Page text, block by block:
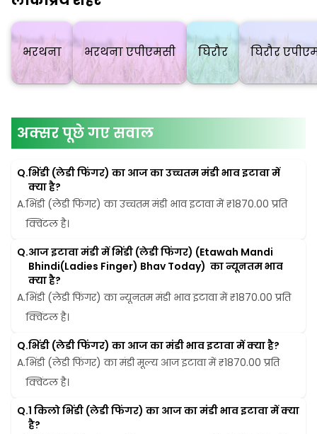
भरथना भरथना एपीएमसी घिरौर घिरौर
अक्सर पूछे गए सवाल
Q.भिंडी (लेडी फिंगर) का आज का उच्चतम मंडी भाव इटावा में
क्या है?
A.भिंडी (लेडी फिंगर) का उच्चतम मंडी भाव इटावा में ₹1870.00 प्रति
क्विंटल है।
Q.आज इटावा मंडी में भिंडी (लेडी फिंगर) (Etawah Mandi
Bhindi(Ladies Finger) Bhav Today)  का न्यूनतम भाव
क्या है?
A.भिंडी (लेडी फिंगर) का न्यूनतम मंडी भाव इटावा में ₹1870.00 प्रति
क्विंटल है।
Q.भिंडी (लेडी फिंगर) का आज का मंडी भाव इटावा में क्या है?
A.भिंडी (लेडी फिंगर) का मंडी मूल्य आज इटावा में ₹1870.00 प्रति
क्विंटल है।
Q.1 किलो भिंडी (लेडी फिंगर) का आज का मंडी भाव इटावा में क्या
है?